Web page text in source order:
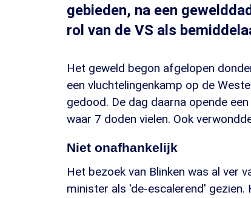
gebieden, na een
rol van de VS als
Het geweld begon afgelopen
een vluchtelingenkamp op de
gedood. De dag daarna opende
waar 7 doden vielen. Ook
Niet onafhankelijk
Het bezoek van Blinken was al ver
minister als 'de-escalerend'